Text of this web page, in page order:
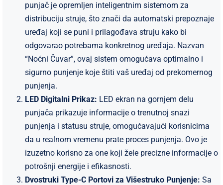
punjač je opremljen inteligentnim sistemom za
distribuciju struje, što znači da automatski prepoznaje
uređaj koji se puni i prilagođava struju kako bi
odgovarao potrebama konkretnog uređaja. Nazvan
“Noćni Čuvar”, ovaj sistem omogućava optimalno i
sigurno punjenje koje štiti vaš uređaj od prekomernog
punjenja.
LED Digitalni Prikaz: LED ekran na gornjem delu
punjača prikazuje informacije o trenutnoj snazi
punjenja i statusu struje, omogućavajući korisnicima
da u realnom vremenu prate proces punjenja. Ovo je
izuzetno korisno za one koji žele precizne informacije o
potrošnji energije i efikasnosti.
Dvostruki Type-C Portovi za Višestruko Punjenje: Sa